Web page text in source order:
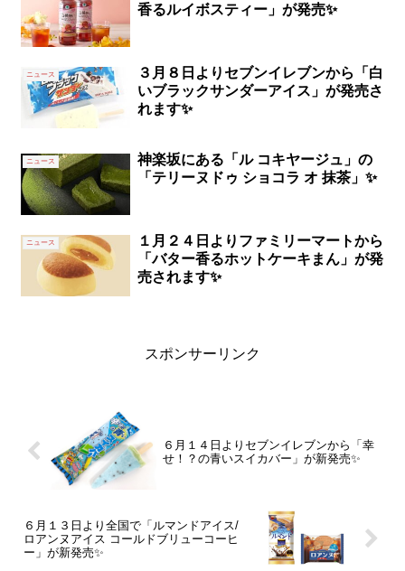
香るルイボスティー」が発売✨
ニュース
３月８日よりセブンイレブンから「白
いブラックサンダーアイス」が発売さ
れます✨
ニュース
神楽坂にある「ル コキヤージュ」の
「テリーヌドゥ ショコラ オ 抹茶」✨
ニュース
１月２４日よりファミリーマートから
「バター香るホットケーキまん」が発
売されます✨
スポンサーリンク
６月１４日よりセブンイレブンから「幸
せ！？の青いスイカバー」が新発売✨
６月１３日より全国で「ルマンドアイス/
ロアンヌアイス コールドブリューコーヒ
ー」が新発売✨